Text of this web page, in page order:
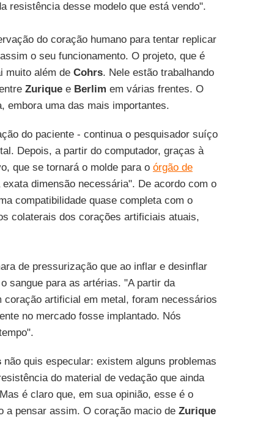
resistência desse modelo que está vendo".
do coração humano para tentar replicar
o seu funcionamento. O projeto, que é
muito além de Cohrs. Nele estão trabalhando
Zuriquee Berlim em várias frentes. O
embora uma das mais importantes.
do paciente - continua o pesquisador suíço
Depois, a partir do computador, graças à
que se tornará o molde para o órgão de
dimensão necessária". De acordo com o
compatibilidade quase completa com o
colaterais dos corações artificiais atuais,
de pressurização que ao inflar e desinflar
sangue para as artérias. "A partir da
coração artificial em metal, foram necessários
no mercado fosse implantado. Nós
não quis especular: existem alguns problemas
do material de vedação que ainda
é claro que, em sua opinião, esse é o
a pensar assim. O coração macio de Zurique